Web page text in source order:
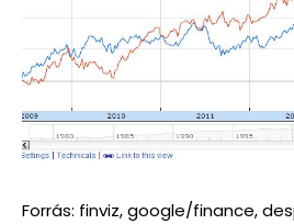
Forrás: finviz, google/finance,